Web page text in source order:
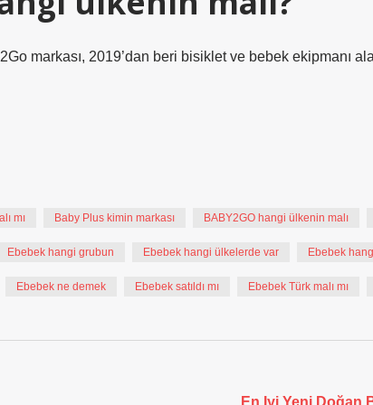
markası, 2019’dan beri bisiklet ve bebek ekipmanı
mı Baby Plus kimin markası BABY2GO hangi ülkenin malı
Ebebek hangi grubun Ebebek hangi ülkelerde var Ebebek
Ebebek ne demek Ebebek satıldı mı Ebebek Türk malı mı
En Iyi Yeni Doğan